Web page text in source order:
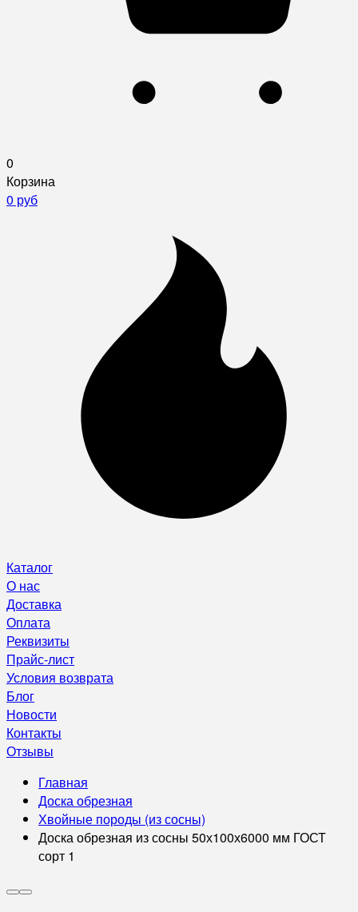
0
Корзина
0 руб
Каталог
О нас
Доставка
Оплата
Реквизиты
Прайс-лист
Условия возврата
Блог
Новости
Контакты
Отзывы
Главная
Доска обрезная
Хвойные породы (из сосны)
Доска обрезная из сосны 50х100х6000 мм ГОСТ
сорт 1